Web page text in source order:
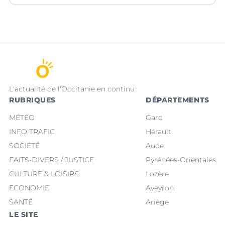
(Hérault).
L'actualité de l'Occitanie en continu
RUBRIQUES
MÉTÉO
INFO TRAFIC
SOCIÉTÉ
FAITS-DIVERS / JUSTICE
CULTURE & LOISIRS
ECONOMIE
SANTÉ
DÉPARTEMENTS
Gard
Hérault
Aude
Pyrénées-Orientales
Lozère
Aveyron
Ariège
LE SITE